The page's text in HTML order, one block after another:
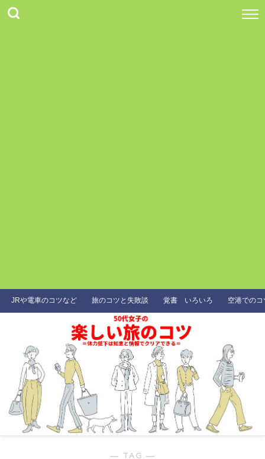
JRや電車のコツなど 旅のコツと失敗談 覚書 いろいろ 空港での
― TAG ―